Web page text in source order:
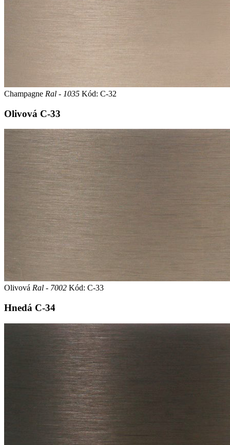
Champagne Ral - 1035 Kód: C-32
Olivová C-33
Olivová Ral - 7002 Kód: C-33
Hnedá C-34